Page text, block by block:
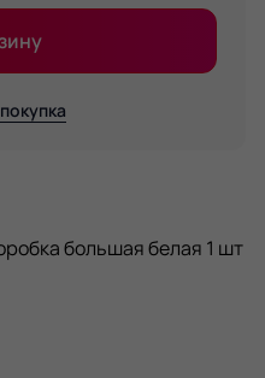
большая белая 1 шт